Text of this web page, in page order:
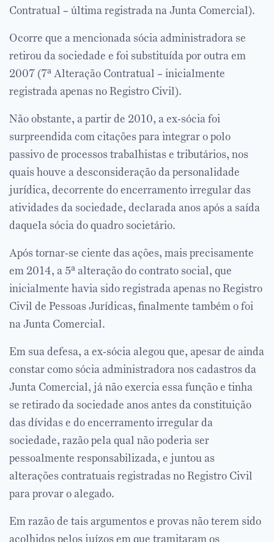
Contratual – última registrada na Junta Comercial).
Ocorre que a mencionada sócia administradora se
retirou da sociedade e foi substituída por outra em
2007 (7ª Alteração Contratual – inicialmente
registrada apenas no Registro Civil).
Não obstante, a partir de 2010, a ex-sócia foi
surpreendida com citações para integrar o polo
passivo de processos trabalhistas e tributários, nos
quais houve a desconsideração da personalidade
jurídica, decorrente do encerramento irregular das
atividades da sociedade, declarada anos após a saída
daquela sócia do quadro societário.
Após tornar-se ciente das ações, mais precisamente
em 2014, a 5ª alteração do contrato social, que
inicialmente havia sido registrada apenas no Registro
Civil de Pessoas Jurídicas, finalmente também o foi
na Junta Comercial.
Em sua defesa, a ex-sócia alegou que, apesar de ainda
constar como sócia administradora nos cadastros da
Junta Comercial, já não exercia essa função e tinha
se retirado da sociedade anos antes da constituição
das dívidas e do encerramento irregular da
sociedade, razão pela qual não poderia ser
pessoalmente responsabilizada, e juntou as
alterações contratuais registradas no Registro Civil
para provar o alegado.
Em razão de tais argumentos e provas não terem sido
acolhidos pelos juízos em que tramitaram os